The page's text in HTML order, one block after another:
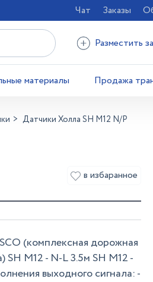
Чат Заказы
Разместить
материалы Продажа
Датчики Холла SH M12 N/P
в избаранное
(комплексная дорожная
M12 - N-L 3.5м SH M12 -
выходного сигнала: -